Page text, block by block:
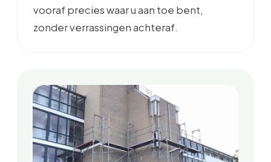
vooraf precies waar u aan toe bent,
zonder verrassingen achteraf.